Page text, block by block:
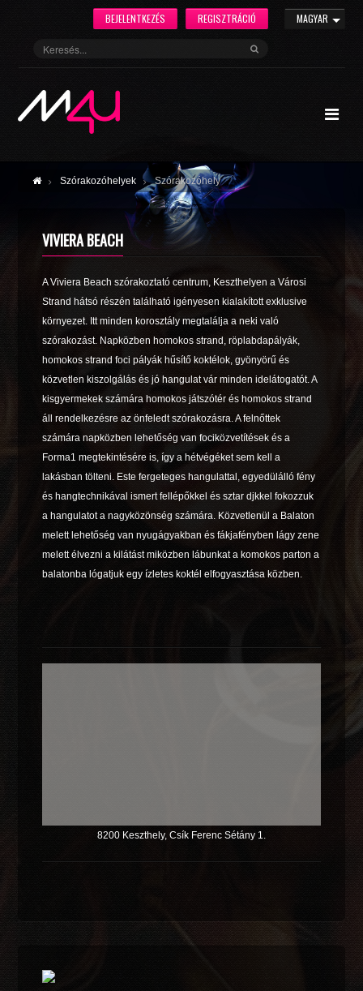
MAGYAR
REGISZTRÁCIÓ
BEJELENTKEZÉS
Szórakozóhelyek Szórakozóhely
VIVIERA BEACH
A Viviera Beach szórakoztató centrum, Keszthelyen a Városi
Strand hátsó részén található igényesen kialakított exklusive
környezet. Itt minden korosztály megtalálja a neki való
szórakozást. Napközben homokos strand, röplabdapályák,
homokos strand foci pályák hűsítő koktélok, gyönyörű és
közvetlen kiszolgálás és jó hangulat vár minden idelátogatót. A
kisgyermekek számára homokos játszótér és homokos strand
áll rendelkezésre az önfeledt szórakozásra. A felnőttek
számára napközben lehetőség van fociközvetítések és a
Forma1 megtekintésére is, így a hétvégéket sem kell a
lakásban tölteni. Este fergeteges hangulattal, egyedülálló fény
és hangtechnikával ismert fellépőkkel és sztar djkkel fokozzuk
a hangulatot a nagyközönség számára. Közvetlenül a Balaton
melett lehetőség van nyugágyakban és fákjafényben lágy zene
melett élvezni a kilátást miközben lábunkat a komokos parton a
balatonba lógatjuk egy ízletes koktél elfogyasztása közben.
8200 Keszthely, Csík Ferenc Sétány 1.